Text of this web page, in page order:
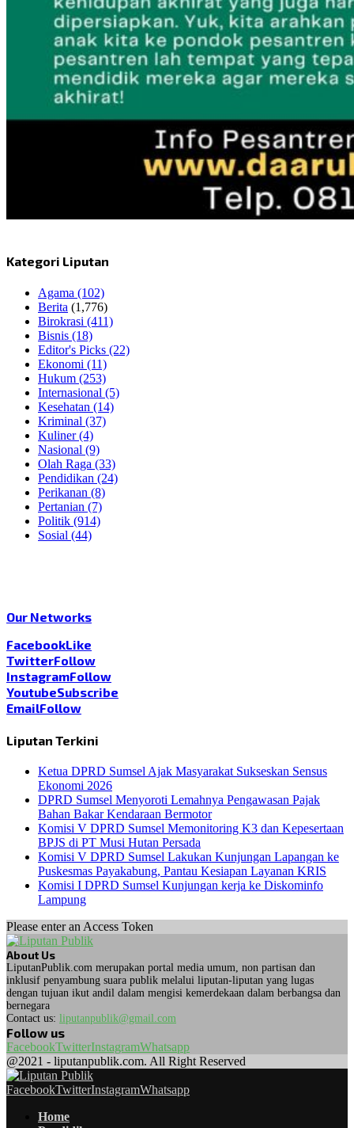
Kategori Liputan
Agama (102)
Berita (1,776)
Birokrasi (411)
Bisnis (18)
Editor's Picks (22)
Ekonomi (11)
Hukum (253)
Internasional (5)
Kesehatan (14)
Kriminal (37)
Kuliner(4)
Nasional (9)
Olah Raga (33)
Pendidikan (24)
Perikanan (8)
Pertanian (7)
Politik (914)
Sosial (44)
Our Networks
FacebookLike
TwitterFollow
InstagramFollow
YoutubeSubscribe
EmailFollow
Liputan Terkini
Ketua DPRD Sumsel Ajak Masyarakat Sukseskan Sensus
Ekonomi 2026
DPRD Sumsel Menyoroti Lemahnya Pengawasan Pajak
Bahan Bakar Kendaraan Bermotor
Komisi V DPRD Sumsel Memonitoring K3 dan Kepesertaan
BPJS di PT Musi Hutan Persada
Komisi V DPRD Sumsel Lakukan Kunjungan Lapangan ke
Puskesmas Payakabung, Pantau Kesiapan Layanan KRIS
Komisi I DPRD Sumsel Kunjungan kerja ke Diskominfo
Lampung
Please enter an Access Token
About Us
LiputanPublik.com merupakan portal media umum, non partisan dan
inklusif penyambung suara publik melalui liputan-liputan yang lugas
dengan tujuan ikut andil dalam mengisi kemerdekaan dalam berbangsa dan
bernegara
Contact us: liputanpublik@gmail.com
Follow us
FacebookTwitterInstagramWhatsapp
@2021 - liputanpublik.com. All Right Reserved
FacebookTwitterInstagramWhatsapp
Home